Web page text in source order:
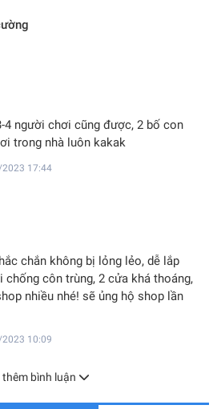
4 người chơi cũng được, 2 bố con
trong nhà luôn kakak
17:44
chắn không bị lỏng lẻo, dễ lắp
côn trùng, 2 cửa khá thoáng,
nhiều nhé! sẽ ủng hộ shop lần
10:09
thêm bình luận